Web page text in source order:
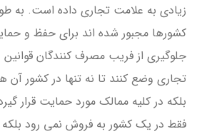
زیادی به علامت تجاری داده است. به
کشورها مجبور شده اند برای حفظ و
جلوگیری از فریب مصرف کنندگان قوانین
تجاری وضع کنند تا نه تنها در کشور
بلکه در کلیه ممالک مورد حمایت قرار
فقط در یک کشور به فروش نمی رود بلکه